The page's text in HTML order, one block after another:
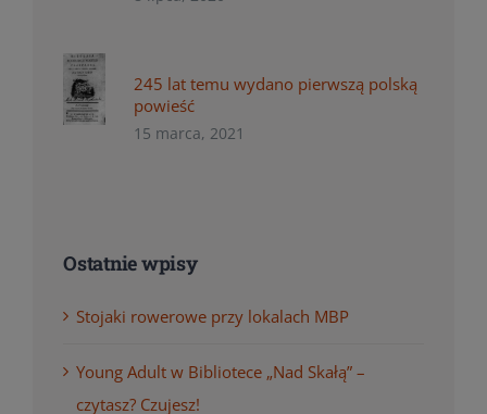
245 lat temu wydano pierwszą polską
powieść
15 marca, 2021
Ostatnie wpisy
Stojaki rowerowe przy lokalach MBP
Young Adult w Bibliotece „Nad Skałą” –
czytasz? Czujesz!